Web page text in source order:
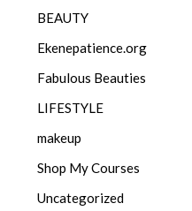
BEAUTY
Ekenepatience.org
Fabulous Beauties
LIFESTYLE
makeup
Shop My Courses
Uncategorized